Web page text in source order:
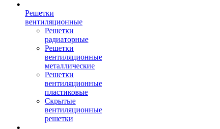
Решетки
вентиляционные
Решетки
радиаторные
Решетки
вентиляционные
металлические
Решетки
вентиляционные
пластиковые
Скрытые
вентиляционные
решетки